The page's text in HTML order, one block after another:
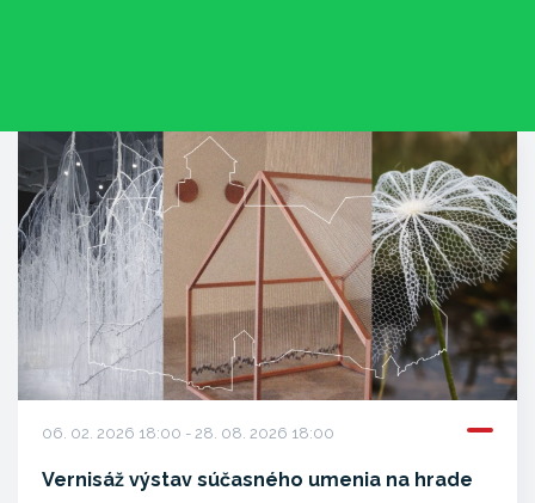
06. 02. 2026 18:00 - 28. 08. 2026 18:00
Vernisáž výstav súčasného umenia na hrade